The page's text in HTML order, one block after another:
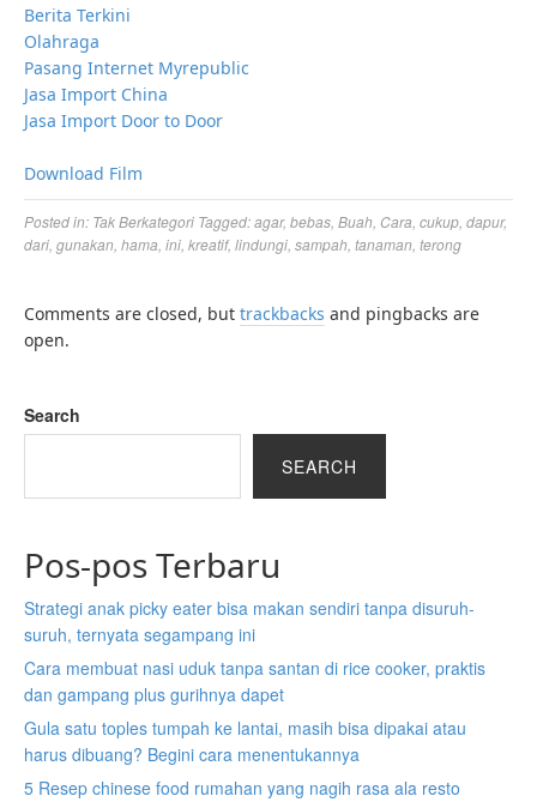
Berita Terkini
Olahraga
Pasang Internet Myrepublic
Jasa Import China
Jasa Import Door to Door
Download Film
Posted in: Tak Berkategori Tagged:agar, bebas Buah Cara cukup dapur,
dari gunakan hama ini kreatif, lindungi sampah tanaman terong
Comments are closed, but trackbacks and pingbacks are
open.
Search
SEARCH
Pos-pos Terbaru
Strategi anak picky eater bisa makan sendiri tanpa disuruh-
suruh, ternyata segampang ini
Cara membuat nasi uduk tanpa santan di rice cooker, praktis
dan gampang plus gurihnya dapet
Gula satu toples tumpah ke lantai, masih bisa dipakai atau
harus dibuang? Begini cara menentukannya
5 Resep chinese food rumahan yang nagih rasa ala resto